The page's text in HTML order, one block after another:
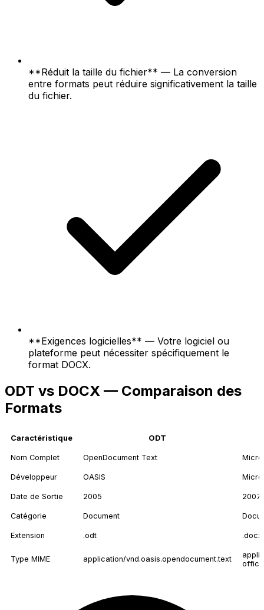
**Réduit la taille du fichier** — La conversion
entre formats peut réduire significativement la taille
du fichier.
**Exigences logicielles** — Votre logiciel ou
plateforme peut nécessiter spécifiquement le
format DOCX.
ODT vs DOCX — Comparaison des
Formats
Caractéristique ODT
Nom Complet OpenDocument Text
Développeur OASIS
Date de Sortie 2005 2007
Catégorie Document
Extension .odt .docx
Type MIME application/vnd.oasis.opendocument.text